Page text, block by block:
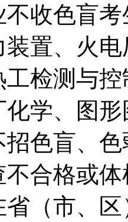
收色盲
装置、火
测与控
化学、图
招色盲、
格或体
（市、